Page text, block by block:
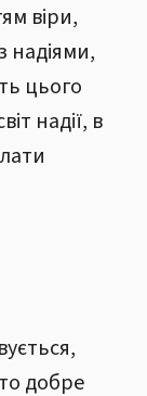
віри,
надіями,
цього
надії, в
добре